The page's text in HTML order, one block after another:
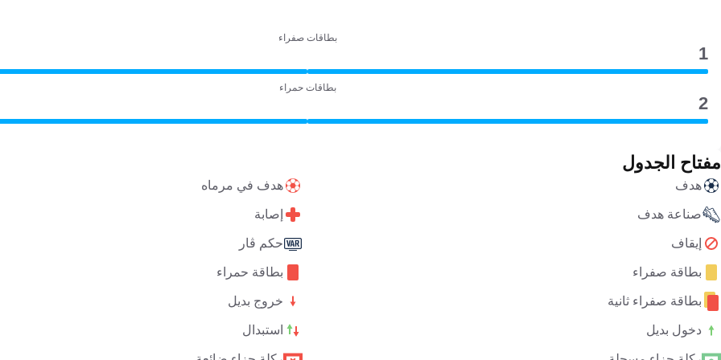
بطاقات صفراء
1
بطاقات حمراء
2
مفتاح الجدول
هدف هدف في مرماه
صناعة هدف إصابة
إيقاف حكم ڤار
بطاقة صفراء بطاقة حمراء
بطاقة صفراء ثانية خروج بديل
دخول بديل استبدال